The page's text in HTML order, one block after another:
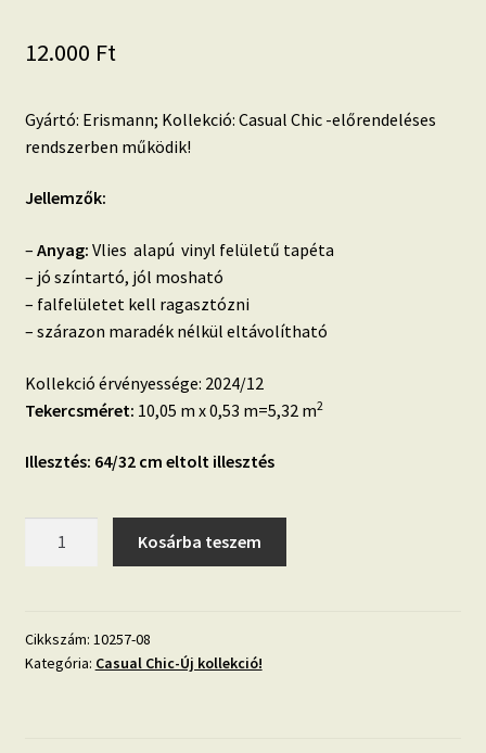
12.000 Ft
Gyártó: Erismann; Kollekció: Casual Chic -előrendeléses
rendszerben működik!
Jellemzők:
– Anyag: Vlies alapú vinyl felületű tapéta
– jó színtartó, jól mosható
– falfelületet kell ragasztózni
– szárazon maradék nélkül eltávolítható
Kollekció érvényessége: 2024/12
Tekercsméret: 10,05 m x 0,53 m=5,32 m2
Illesztés: 64/32 cm eltolt illesztés
mintás
vlies
Kosárba teszem
Cikkszám: 10257-08
Kategória: Casual Chic-Új kollekció!